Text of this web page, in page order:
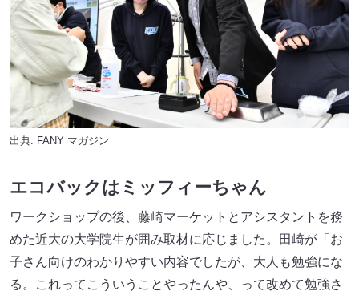
出典: FANY マガジン
エコバックはミッフィーちゃん
ワークショップの後、藤崎マーケットとアシスタントを務
めた近大の大学院生が囲み取材に応じました。田崎が「お
子さん向けのわかりやすい内容でしたが、大人も勉強にな
る。これってこういうことやったんや、って改めて勉強さ